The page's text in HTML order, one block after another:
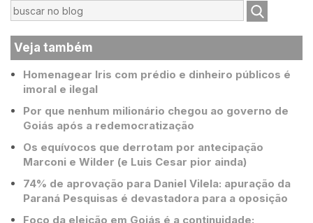
Veja também
Homenagear Iris com prédio e dinheiro públicos é
imoral e ilegal
Por que nenhum milionário chegou ao governo de
Goiás após a redemocratização
Os equívocos que derrotam por antecipação
Marconi e Wilder (e Luis Cesar pior ainda)
74% de aprovação para Daniel Vilela: apuração da
Paraná Pesquisas é devastadora para a oposição
Foco da eleição em Goiás é a continuidade: